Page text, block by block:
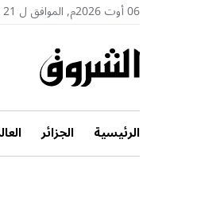
06 أوت 2026م, الموافق ل 21 صفر 1448هـ
الرئيسية الجزائر